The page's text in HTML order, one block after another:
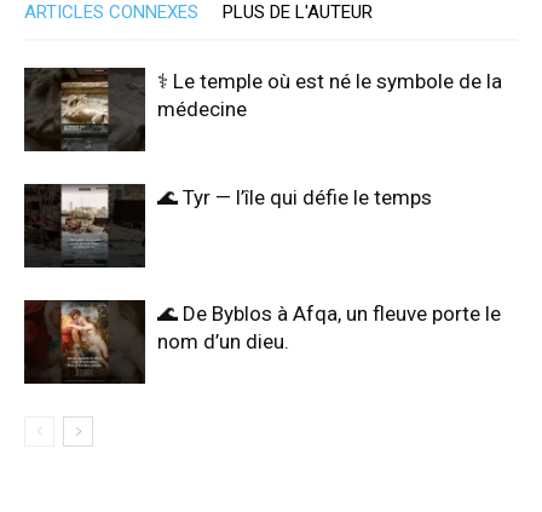
ARTICLES CONNEXES PLUS DE L'AUTEUR
⚕️ Le temple où est né le symbole de la
médecine
🌊 Tyr — l’île qui défie le temps
🌊 De Byblos à Afqa, un fleuve porte le
nom d’un dieu.